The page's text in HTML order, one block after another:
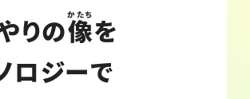
りの像
かたち
を
ロジーで